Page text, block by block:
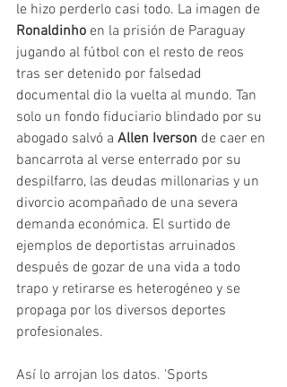
le hizo perderlo casi todo. La imagen de
Ronaldinho en la prisión de Paraguay
jugando al fútbol con el resto de reos
tras ser detenido por falsedad
documental dio la vuelta al mundo. Tan
solo un fondo fiduciario blindado por su
abogado salvó a Allen Iverson de caer en
bancarrota al verse enterrado por su
despilfarro, las deudas millonarias y un
divorcio acompañado de una severa
demanda económica. El surtido de
ejemplos de deportistas arruinados
después de gozar de una vida a todo
trapo y retirarse es heterogéneo y se
propaga por los diversos deportes
profesionales.
Así lo arrojan los datos. 'Sports